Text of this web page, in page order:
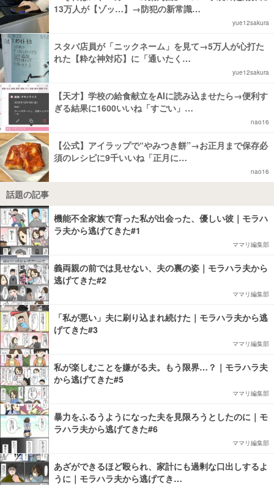
13万人が【ゾッ…】→防犯の新常識…
yue12sakura
スタバ店員が「ニックネーム」を見て→5万人が心打た
れた【粋な神対応】に「通いたく…
yue12sakura
【天才】学校の給食献立をAIに読み込ませたら→便利す
ぎる結果に1600いいね「すごい」…
nao16
【公式】アイラップで“やみつき餅”→お正月まで保存必
須のレシピに9千いいね「正月に…
nao16
話題の記事
機能不全家族で育った私が出会った、優しい彼｜モラハ
ラ夫から逃げてきた#1
ママリ編集部
義両親の前では見せない、夫の裏の姿｜モラハラ夫から
逃げてきた#2
ママリ編集部
「私が悪い」夫に刷り込まれ続けた｜モラハラ夫から逃
げてきた#3
ママリ編集部
私が楽しむことを嫌がる夫。もう限界…？｜モラハラ夫
から逃げてきた#5
ママリ編集部
暴力をふるうようになった夫を見限ろうとしたのに｜モ
ラハラ夫から逃げてきた#6
ママリ編集部
あざができるほど殴られ、家計にも過剰な口出しするよ
うに｜モラハラ夫から逃げてき…